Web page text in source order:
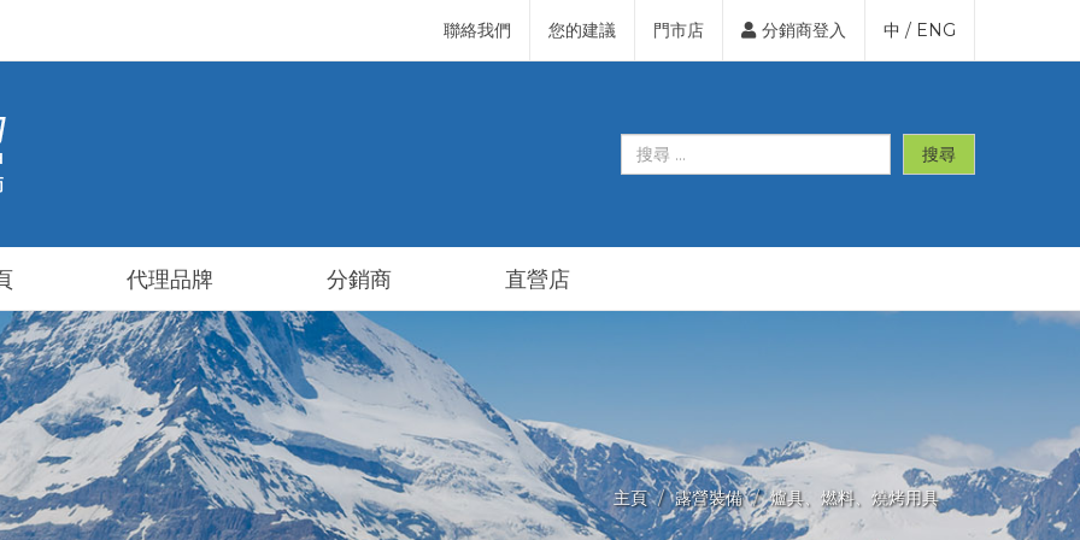
聯絡我們 您的建議 門市店 分銷商登入 中 / ENG
搜尋
代理品牌 分銷商 直營店
主頁 露營裝備 爐具、燃料、燒烤用具